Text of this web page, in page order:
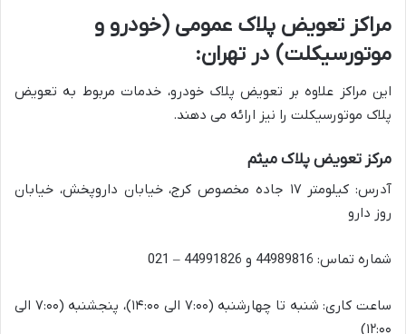
مراکز تعویض پلاک عمومی (خودرو و
موتورسیکلت) در تهران:
این مراکز علاوه بر تعویض پلاک خودرو، خدمات مربوط به تعویض
پلاک موتورسیکلت را نیز ارائه می دهند.
مرکز تعویض پلاک میثم
آدرس: کیلومتر ۱۷ جاده مخصوص کرج، خیابان داروپخش، خیابان
روز دارو
شماره تماس: 44989816 و 44991826 – 021
ساعت کاری: شنبه تا چهارشنبه (۷:۰۰ الی ۱۴:۰۰)، پنجشنبه (۷:۰۰ الی
۱۲:۰۰)